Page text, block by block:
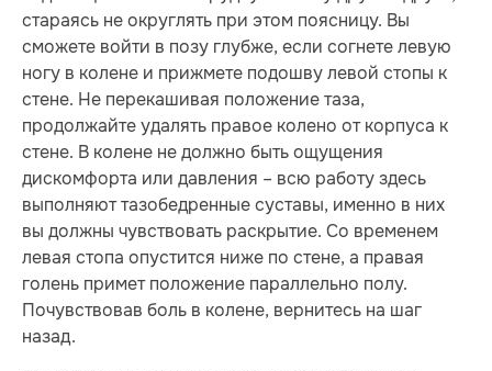
стараясь не округлять при этом поясницу. Вы
сможете войти в позу глубже, если согнете левую
ногу в колене и прижмете подошву левой стопы к
стене. Не перекашивая положение таза,
продолжайте удалять правое колено от корпуса к
стене. В колене не должно быть ощущения
дискомфорта или давления – всю работу здесь
выполняют тазобедренные суставы, именно в них
вы должны чувствовать раскрытие. Со временем
левая стопа опустится ниже по стене, а правая
голень примет положение параллельно полу.
Почувствовав боль в колене, вернитесь на шаг
назад.